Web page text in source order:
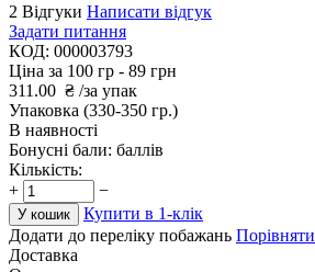
2 Відгуки Написати відгук
Задати питання
КОД: 000003793
Ціна за 100 гр - 89 грн
311.00 ₴ /за упак
Упаковка (330-350 гр.)
В наявності
Бонусні бали: баллів
Кількість:
+
−
У кошик
Купити в 1-клік
Додати до переліку побажань Порівняти
Доставка